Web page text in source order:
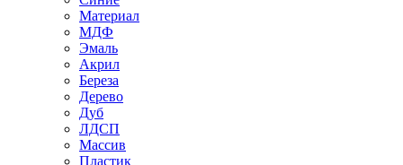
Материал
МДФ
Эмаль
Акрил
Береза
Дерево
Дуб
ЛДСП
Массив
Пластик